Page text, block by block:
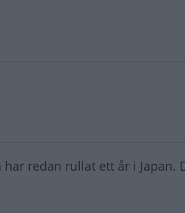
har redan rullat ett år i